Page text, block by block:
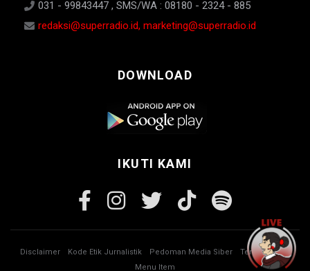
031 - 99843447 , SMS/WA : 08180 - 2324 - 885
redaksi@superradio.id, marketing@superradio.id
DOWNLOAD
IKUTI KAMI
Disclaimer Kode Etik Jurnalistik Pedoman Media Siber
Tentang Kami
Menu Item